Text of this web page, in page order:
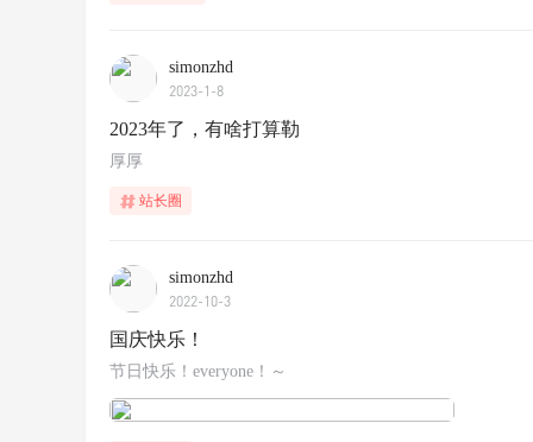
simonzhd
2023-1-8
2023年了，有啥打算勒
厚厚
站长圈
simonzhd
2022-10-3
国庆快乐！
节日快乐！everyone！～